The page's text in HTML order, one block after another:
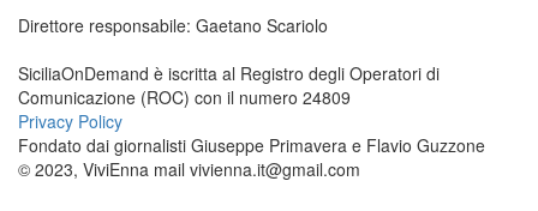
Direttore responsabile: Gaetano Scariolo
SiciliaOnDemand è iscritta al Registro degli Operatori di
Comunicazione (ROC) con il numero 24809
Privacy Policy
Fondato dai giornalisti Giuseppe Primavera e Flavio Guzzone
© 2023, ViviEnna mail vivienna.it@gmail.com